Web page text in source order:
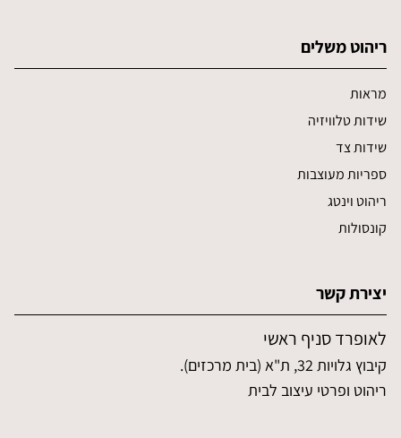
ריהוט משלים
מראות
שידות טלוויזיה
שידות צד
ספריות מעוצבות
ריהוט וינטג
קונסולות
יצירת קשר
לאופרד סניף ראשי
קיבוץ גלויות 32, ת"א (בית מרכזים).
ריהוט ופרטי עיצוב לבית